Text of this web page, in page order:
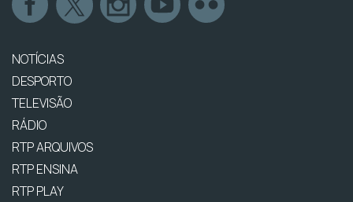
NOTÍCIAS
DESPORTO
TELEVISÃO
RÁDIO
RTP ARQUIVOS
RTP ENSINA
RTP PLAY